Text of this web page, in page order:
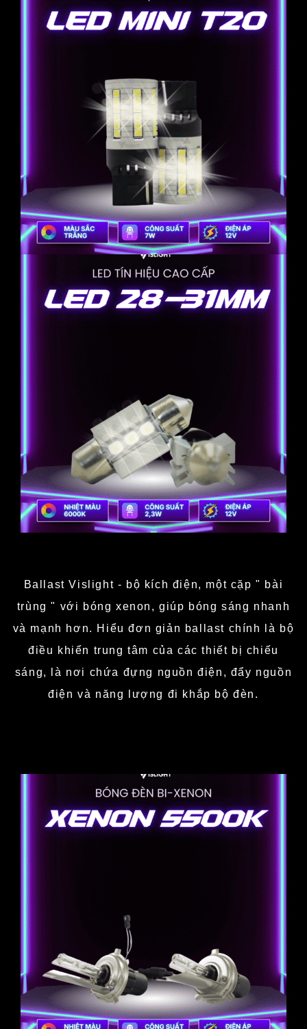
Ballast Vislight - bộ kích điện, một cặp " bài
trùng " với bóng xenon, giúp bóng sáng nhanh
và mạnh hơn. Hiểu đơn giản ballast chính là bộ
điều khiển trung tâm của các thiết bị chiếu
sáng, là nơi chứa đựng nguồn điện, đẩy nguồn
điện và năng lượng đi khắp bộ đèn.